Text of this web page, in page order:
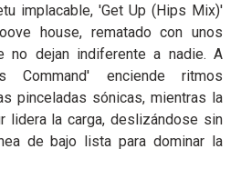
implacable, 'Get Up (Hips Mix)'
house, rematado con unos
no dejan indiferente a nadie. A
Command' enciende ritmos
pinceladas sónicas, mientras la
lidera la carga, deslizándose sin
de bajo lista para dominar la